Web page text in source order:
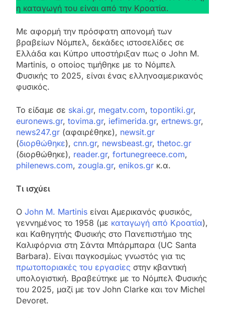
η καταγωγή του είναι από την Κροατία.
Με αφορμή την πρόσφατη απονομή των
βραβείων Νόμπελ, δεκάδες ιστοσελίδες σε
Ελλάδα και Κύπρο υποστήριξαν πως ο John M.
Martinis, ο οποίος τιμήθηκε με το Νόμπελ
Φυσικής το 2025, είναι ένας ελληνοαμερικανός
φυσικός.
Το είδαμε σε skai.gr, megatv.com, topontiki.gr,
euronews.gr, tovima.gr, iefimerida.gr, ertnews.gr,
news247.gr (αφαιρέθηκε), newsit.gr
(διορθώθηκε), cnn.gr, newsbeast.gr, thetoc.gr
(διορθώθηκε), reader.gr, fortunegreece.com,
philenews.com, zougla.gr, enikos.gr κ.α.
Τι ισχύει
Ο John M. Martinis είναι Αμερικανός φυσικός,
γεννημένος το 1958 (με καταγωγή από Κροατία),
και Καθηγητής Φυσικής στο Πανεπιστήμιο της
Καλιφόρνια στη Σάντα Μπάρμπαρα (UC Santa
Barbara). Είναι παγκοσμίως γνωστός για τις
πρωτοποριακές του εργασίες στην κβαντική
υπολογιστική. Βραβεύτηκε με το Νόμπελ Φυσικής
του 2025, μαζί με τον John Clarke και τον Michel
Devoret.